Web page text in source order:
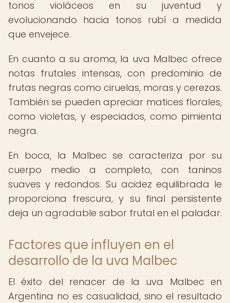
tonos violáceos en su juventud y
evolucionando hacia tonos rubí a medida
que envejece.
En cuanto a su aroma, la uva Malbec ofrece
notas frutales intensas, con predominio de
frutas negras como ciruelas, moras y cerezas.
También se pueden apreciar matices florales,
como violetas, y especiados, como pimienta
negra.
En boca, la Malbec se caracteriza por su
cuerpo medio a completo, con taninos
suaves y redondos. Su acidez equilibrada le
proporciona frescura, y su final persistente
deja un agradable sabor frutal en el paladar.
Factores que influyen en el
desarrollo de la uva Malbec
El éxito del renacer de la uva Malbec en
Argentina no es casualidad, sino el resultado